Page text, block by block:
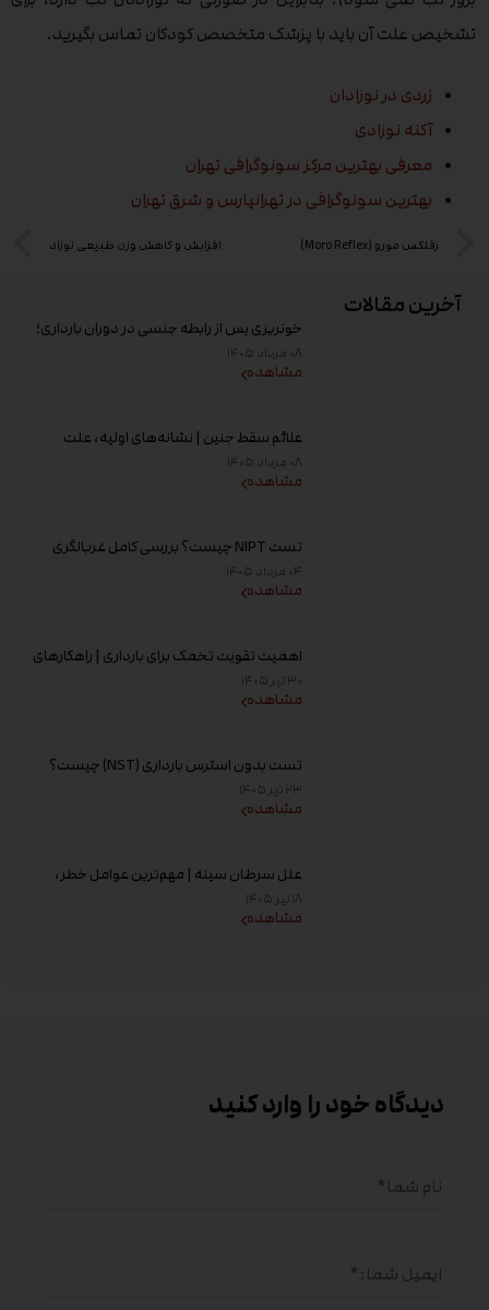
آخرین مقالات
خونریزی پس از رابطه جنسی در دوران بارداری؛
علت و زمان مراجعه به پزشک
۰۸ مرداد ۱۴۰۵
مشاهده
علائم سقط جنین | نشانه‌های اولیه، علت
خونریزی، عوامل خطر و زمان مراجعه به پزشک
۰۸ مرداد ۱۴۰۵
مشاهده
تست NIPT چیست؟ بررسی کامل غربالگری
غیر تهاجمی پیش از تولد، زمان انجام و تفسیر
جواب
۰۴ مرداد ۱۴۰۵
مشاهده
اهمیت تقویت تخمک برای بارداری | راهکارهای
افزایش کیفیت تخمک و شانس باروری
۳۰ تیر ۱۴۰۵
مشاهده
تست بدون استرس بارداری (NST) چیست؟
زمان انجام و تفسیر نتیجه
۲۳ تیر ۱۴۰۵
مشاهده
علل سرطان سینه | مهم‌ترین عوامل خطر،
دلایل ابتلا و روش‌های پیشگیری
۱۸ تیر ۱۴۰۵
مشاهده
تشخیص علت آن باید با پزشک متخصص کودکان تماس بگیرید.
زردی در نوزادان
آکنه نوزادی
معرفی بهترین مرکز سونوگرافی تهران
بهترین سونوگرافی در تهرانپارس و شرق تهران
رفلکس مورو (Moro Reflex) افزایش و کاهش وزن طبیعی نوزاد
دیدگاه خود را وارد کنید